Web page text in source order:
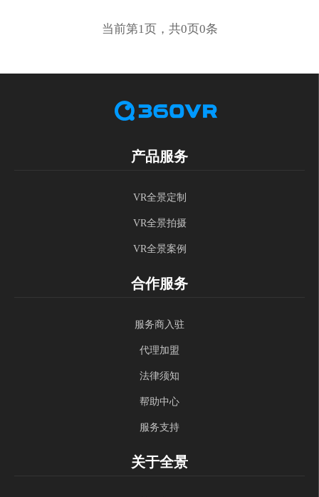
当前第1页，共0页0条
产品服务
VR全景定制
VR全景拍摄
VR全景案例
合作服务
服务商入驻
代理加盟
法律须知
帮助中心
服务支持
关于全景